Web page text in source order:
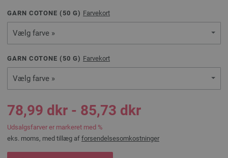
GARN COTONE ( 50 G) Farvekort
Vælg farve »
GARN COTONE ( 50 G) Farvekort
Vælg farve »
78,99 dkr - 85,73 dkr
Udsalgsfarver er markeret med %
eks. moms, med tillæg af forsendelsesomkostninger